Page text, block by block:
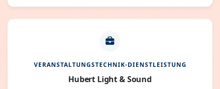
VERANSTALTUNGSTECHNIK-DIENSTLEISTUNG
Hubert Light & Sound